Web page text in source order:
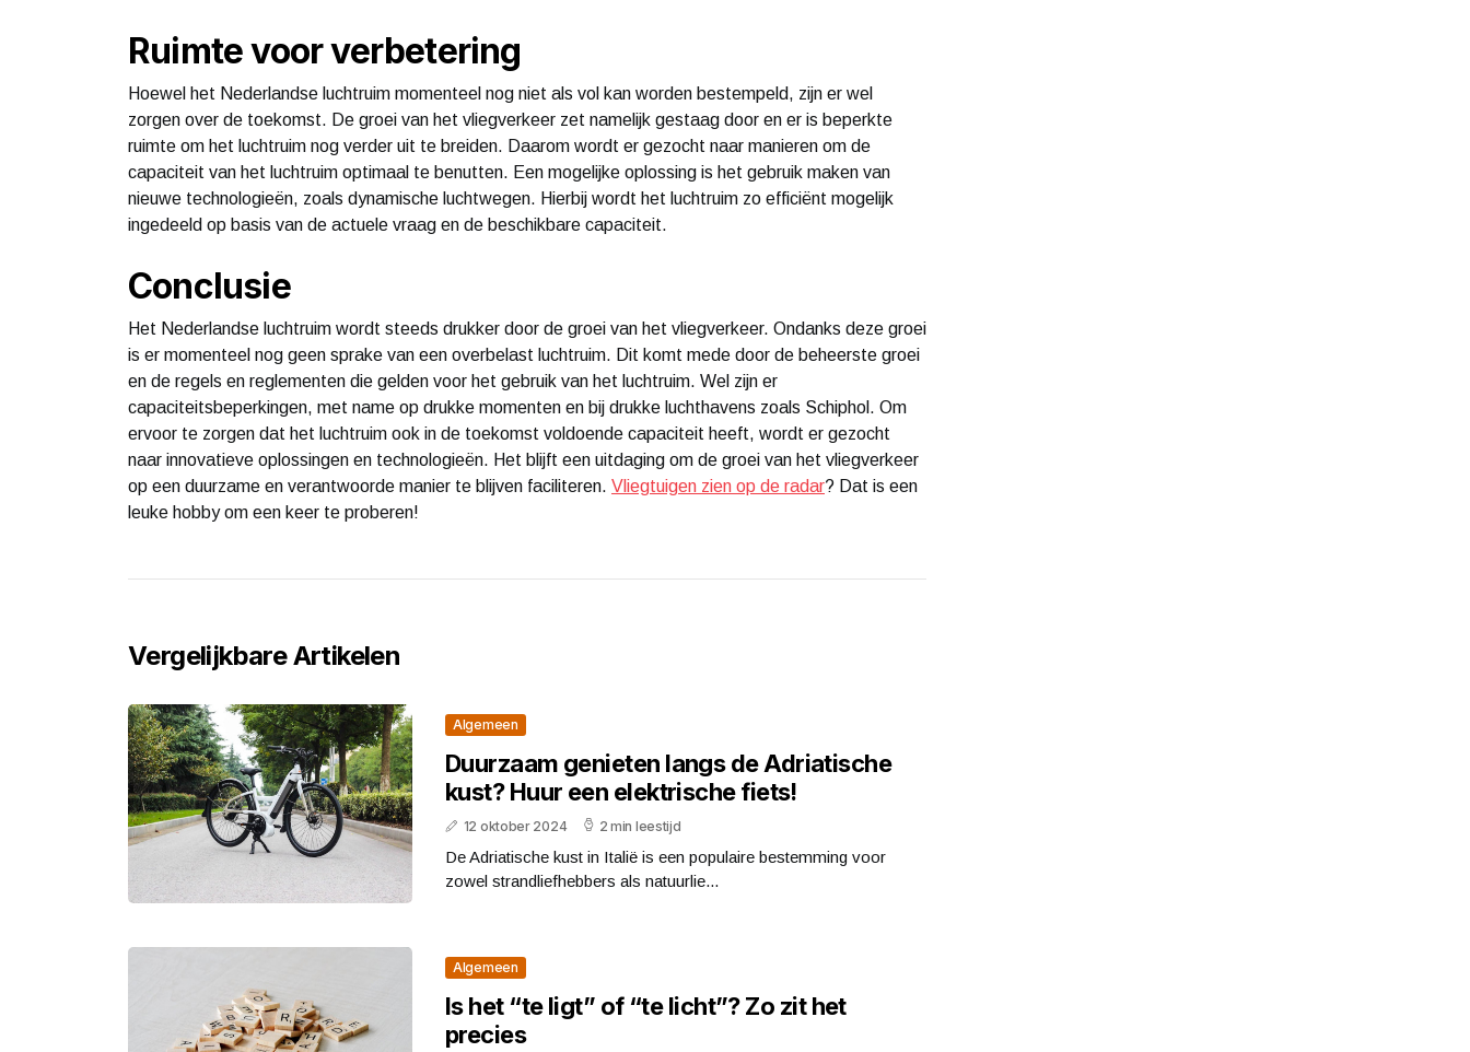
Ruimte voor verbetering
Hoewel het Nederlandse luchtruim momenteel nog niet als vol kan worden bestempeld, zijn er wel
zorgen over de toekomst. De groei van het vliegverkeer zet namelijk gestaag door en er is beperkte
ruimte om het luchtruim nog verder uit te breiden. Daarom wordt er gezocht naar manieren om de
capaciteit van het luchtruim optimaal te benutten. Een mogelijke oplossing is het gebruik maken van
nieuwe technologieën, zoals dynamische luchtwegen. Hierbij wordt het luchtruim zo efficiënt mogelijk
ingedeeld op basis van de actuele vraag en de beschikbare capaciteit.
Conclusie
Het Nederlandse luchtruim wordt steeds drukker door de groei van het vliegverkeer. Ondanks deze groei
is er momenteel nog geen sprake van een overbelast luchtruim. Dit komt mede door de beheerste groei
en de regels en reglementen die gelden voor het gebruik van het luchtruim. Wel zijn er
capaciteitsbeperkingen, met name op drukke momenten en bij drukke luchthavens zoals Schiphol. Om
ervoor te zorgen dat het luchtruim ook in de toekomst voldoende capaciteit heeft, wordt er gezocht
naar innovatieve oplossingen en technologieën. Het blijft een uitdaging om de groei van het vliegverkeer
op een duurzame en verantwoorde manier te blijven faciliteren. Vliegtuigen zien op de radar? Dat is een
leuke hobby om een keer te proberen!
Vergelijkbare Artikelen
Algemeen
Duurzaam genieten langs de Adriatische
kust? Huur een elektrische fiets!
12 oktober 2024 2 min leestijd
De Adriatische kust in Italië is een populaire bestemming voor
zowel strandliefhebbers als natuurlie...
Algemeen
Is het “te ligt” of “te licht”? Zo zit het
precies